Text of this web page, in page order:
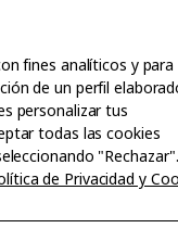
fines analíticos y para
de un perfil
personalizar tus
todas las cookies
de Privacidad y